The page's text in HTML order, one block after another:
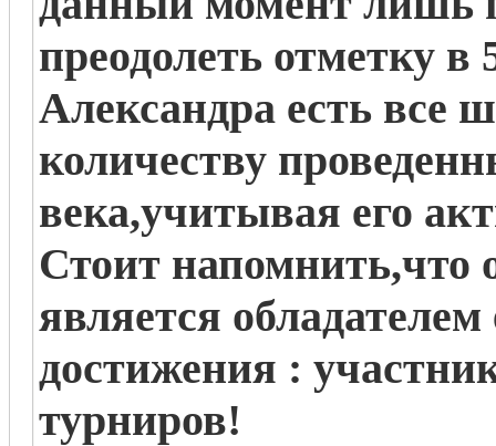
преодолеть отметку
Александра есть все
количеству
века,учитывая его
Стоит напомнить,что
является обладателем
достижения :
турниров!